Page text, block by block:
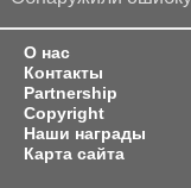
О нас
Контакты
Partnership
Copyright
Наши награды
Карта сайта